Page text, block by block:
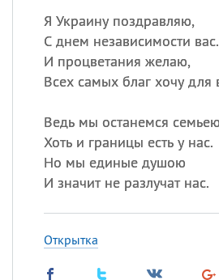
Я Украину поздравляю,
С днем независимости вас.
И процветания желаю,
Всех самых благ хочу для
Ведь мы останемся
Хоть и границы есть у нас.
Но мы единые душою
И значит не разлучат нас.
Открытка
12.08
Сегодня
Еще